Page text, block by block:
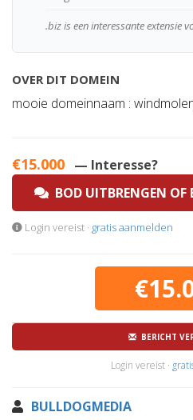
.biz is een interessante extensie
OVER DIT DOMEIN
mooie domeinnaam :
€15.000 — Interesse?
BOD UITBRENGEN OF
Login vereist · gratis aanmelden
BERICHT
Login vereist ·
BULLDOGMEDIA